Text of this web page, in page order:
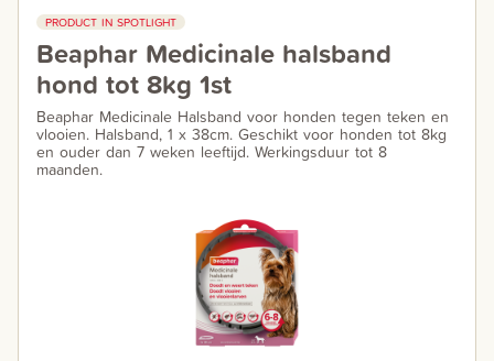
PRODUCT IN SPOTLIGHT
Beaphar Medicinale halsband
hond tot 8kg 1st
Beaphar Medicinale Halsband voor honden tegen teken en
vlooien. Halsband, 1 x 38cm. Geschikt voor honden tot 8kg
en ouder dan 7 weken leeftijd. Werkingsduur tot 8
maanden.